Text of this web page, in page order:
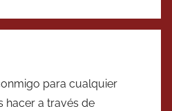
para cualquier
hacer a través de